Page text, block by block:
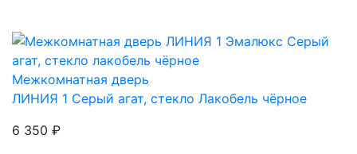
Межкомнатная дверь
ЛИНИЯ 1 Серый агат, стекло Лакобель чёрное
6 350 ₽